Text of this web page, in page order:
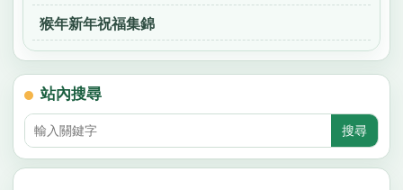
猴年新年祝福集錦
站內搜尋